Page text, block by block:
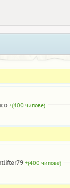
+(400 чипове)
+(400 чипове)